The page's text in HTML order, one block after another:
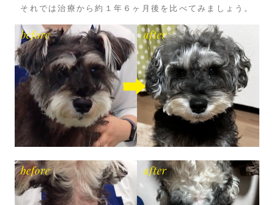
それでは治療から約１年６ヶ月後を比べてみましょう。